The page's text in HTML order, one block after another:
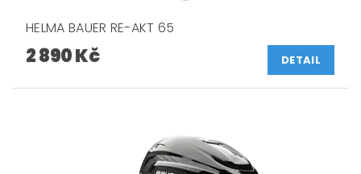
HELMA BAUER RE-AKT 65
2 890 Kč DETAIL